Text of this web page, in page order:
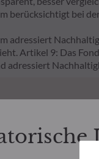
berücksichtigt bei
adressiert
Artikel 9: Das
adressiert